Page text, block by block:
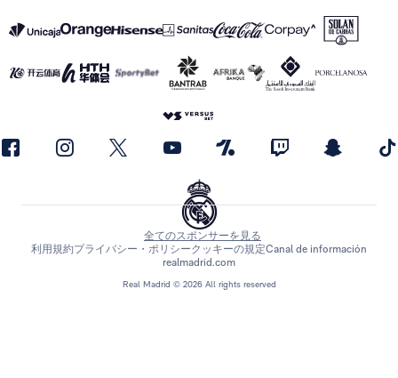
Real Madrid © 2026 All rights reserved
全てのスポンサーを見る
利用規約プライバシー・ポリシークッキーの規定Canal de información
realmadrid.com